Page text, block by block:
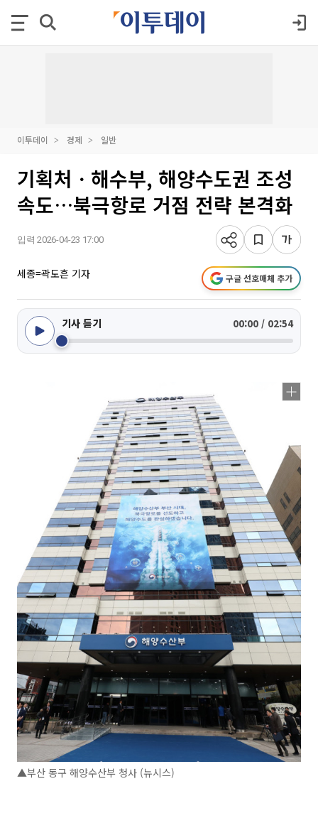
이투데이 경제 일반
기획처ㆍ해수부, 해양수도권 조성
속도…북극항로 거점 전략 본격화
입력 2026-04-23 17:00
세종=곽도흔 기자 구글 선호매체 추가
기사 듣기 00:00 / 02:54
▲부산 동구 해양수산부 청사 (뉴시스)